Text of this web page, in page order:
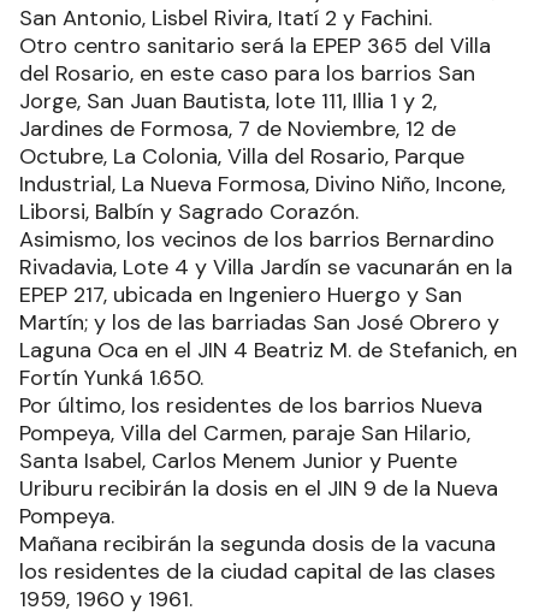
San Antonio, Lisbel Rivira, Itatí 2 y Fachini.
Otro centro sanitario será la EPEP 365 del Villa
del Rosario, en este caso para los barrios San
Jorge, San Juan Bautista, lote 111, Illia 1 y 2,
Jardines de Formosa, 7 de Noviembre, 12 de
Octubre, La Colonia, Villa del Rosario, Parque
Industrial, La Nueva Formosa, Divino Niño, Incone,
Liborsi, Balbín y Sagrado Corazón.
Asimismo, los vecinos de los barrios Bernardino
Rivadavia, Lote 4 y Villa Jardín se vacunarán en la
EPEP 217, ubicada en Ingeniero Huergo y San
Martín; y los de las barriadas San José Obrero y
Laguna Oca en el JIN 4 Beatriz M. de Stefanich, en
Fortín Yunká 1.650.
Por último, los residentes de los barrios Nueva
Pompeya, Villa del Carmen, paraje San Hilario,
Santa Isabel, Carlos Menem Junior y Puente
Uriburu recibirán la dosis en el JIN 9 de la Nueva
Pompeya.
Mañana recibirán la segunda dosis de la vacuna
los residentes de la ciudad capital de las clases
1959, 1960 y 1961.